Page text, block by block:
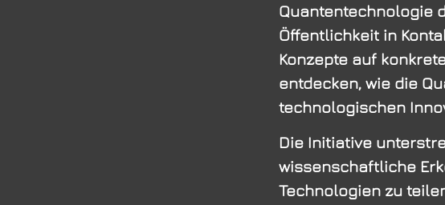
Quantentechnologie
Öffentlichkeit in
Konzepte auf
entdecken, wie die
technologischen
Die Initiative
wissenschaftliche
Technologien zu